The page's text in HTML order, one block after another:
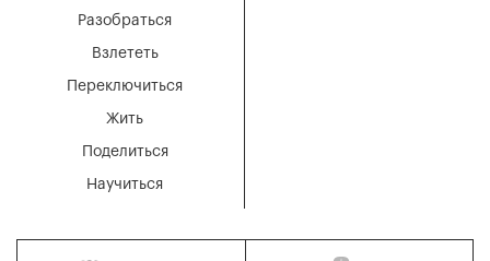
Разобраться
Взлететь
Переключиться
Жить
Поделиться
Научиться